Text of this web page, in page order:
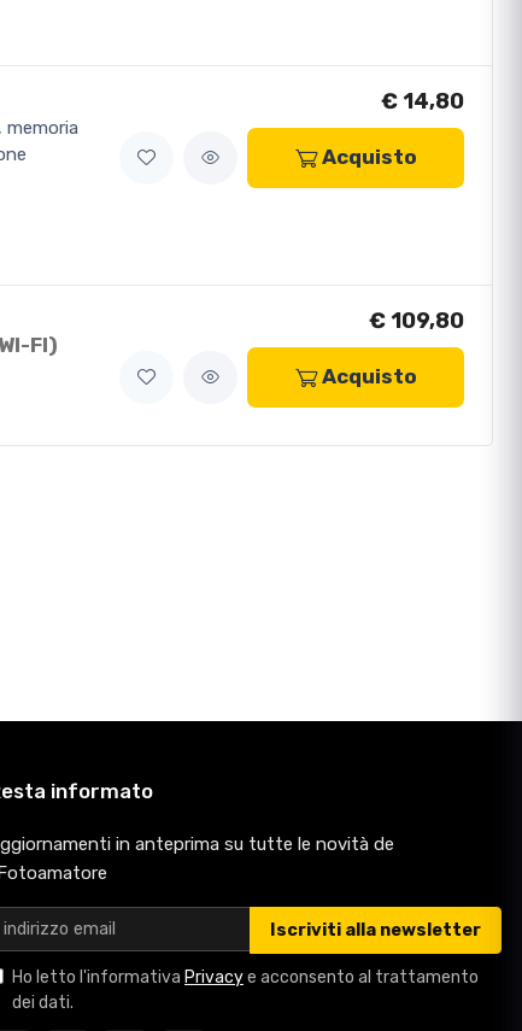
€ 14,80
Acquisto
FI)
€ 109,80
Acquisto
informato
in anteprima su tutte le novità de
Iscriviti alla newsletter
Ho letto l'informativa Privacye acconsento al trattamento
dei dati.